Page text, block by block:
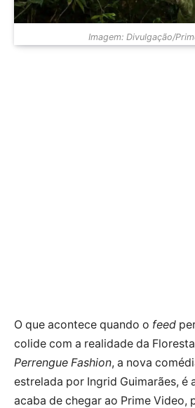
Imagem: Divulgação/
O que acontece quando o feed
colide com a realidade da
Perrengue Fashion, a nova
estrelada por Ingrid Guimarães, é
acaba de chegar ao Prime Video,